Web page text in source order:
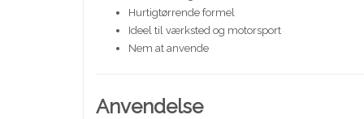
Hurtigtørrende formel
Ideel til værksted og motorsport
Nem at anvende
Anvendelse